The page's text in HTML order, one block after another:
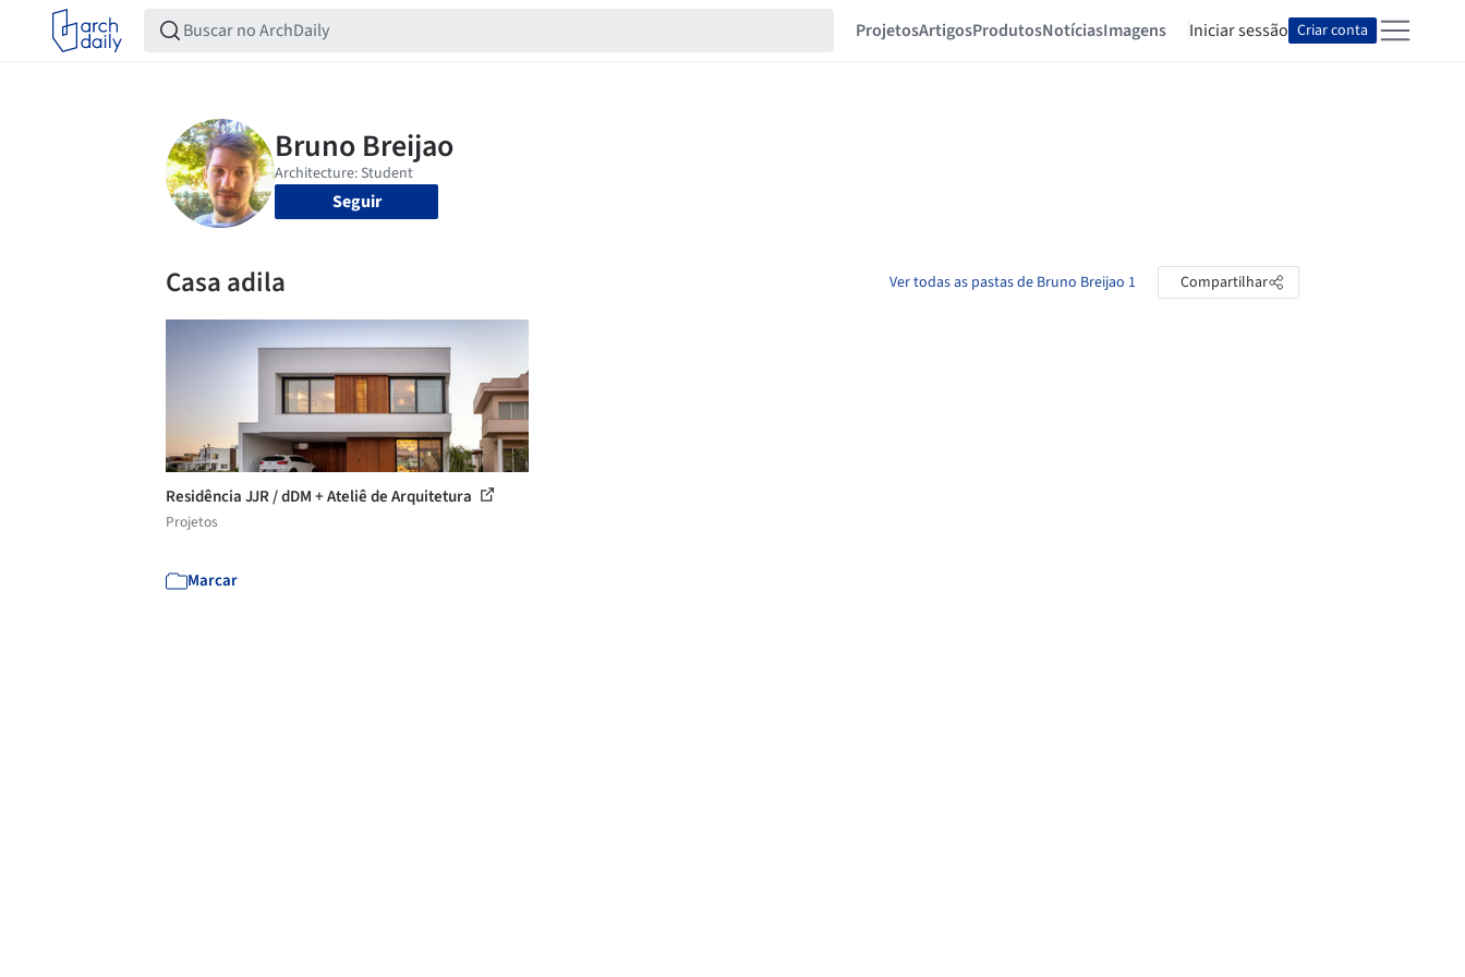
ProjetosArtigosProdutosNotíciasImagens Iniciar sessão Criar conta
Seguir
Casa adila Ver todas as pastas de Bruno Breijao 1 Compartilhar
Residência JJR / dDM + Ateliê de Arquitetura
Projetos
Marcar